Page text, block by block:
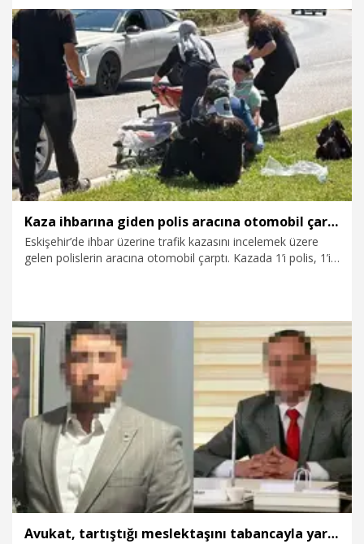
6.08.2026 Gündem
Kaza ihbarına giden polis aracına otomobil çarptı: 1’i polis, 1’i bekçi 6 yaralı
Eskişehir’de ihbar üzerine trafik kazasını incelemek üzere
gelen polislerin aracına otomobil çarptı. Kazada 1’i polis, 1’i
6.08.2026 Gündem
Avukat, tartıştığı meslektaşını tabancayla yaraladı